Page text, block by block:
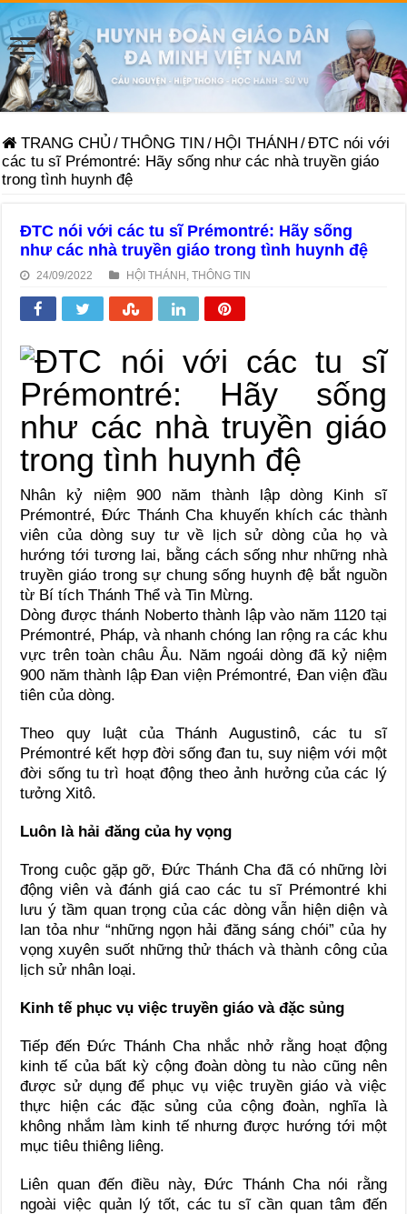
TRANG CHỦ /THÔNG TIN / HỘI THÁNH /ĐTC nói với
các tu sĩ Prémontré: Hãy sống như các nhà truyền giáo
trong tình huynh đệ
ĐTC nói với các tu sĩ Prémontré: Hãy sống
như các nhà truyền giáo trong tình huynh đệ
24/09/2022 HỘI THÁNH ,THÔNG TIN
Nhân kỷ niệm 900 năm thành lập dòng Kinh sĩ
Prémontré, Đức Thánh Cha khuyến khích các thành
viên của dòng suy tư về lịch sử dòng của họ và
hướng tới tương lai, bằng cách sống như những nhà
truyền giáo trong sự chung sống huynh đệ bắt nguồn
từ Bí tích Thánh Thể và Tin Mừng.
Dòng được thánh Noberto thành lập vào năm 1120 tại
Prémontré, Pháp, và nhanh chóng lan rộng ra các khu
vực trên toàn châu Âu. Năm ngoái dòng đã kỷ niệm
900 năm thành lập Đan viện Prémontré, Đan viện đầu
tiên của dòng.
Theo quy luật của Thánh Augustinô, các tu sĩ
Prémontré kết hợp đời sống đan tu, suy niệm với một
đời sống tu trì hoạt động theo ảnh hưởng của các lý
tưởng Xitô.
Luôn là hải đăng của hy vọng
Trong cuộc gặp gỡ, Đức Thánh Cha đã có những lời
động viên và đánh giá cao các tu sĩ Prémontré khi
lưu ý tầm quan trọng của các dòng vẫn hiện diện và
lan tỏa như “những ngọn hải đăng sáng chói” của hy
vọng xuyên suốt những thử thách và thành công của
lịch sử nhân loại.
Kinh tế phục vụ việc truyền giáo và đặc sủng
Tiếp đến Đức Thánh Cha nhắc nhở rằng hoạt động
kinh tế của bất kỳ cộng đoàn dòng tu nào cũng nên
được sử dụng để phục vụ việc truyền giáo và việc
thực hiện các đặc sủng của cộng đoàn, nghĩa là
không nhắm làm kinh tế nhưng được hướng tới một
mục tiêu thiêng liêng.
Liên quan đến điều này, Đức Thánh Cha nói rằng
ngoài việc quản lý tốt, các tu sĩ cần quan tâm đến